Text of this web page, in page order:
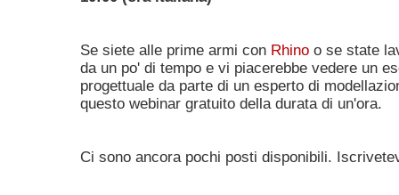
Se siete alle prime armi con Rhino o se state
da un po' di tempo e vi piacerebbe vedere un
progettuale da parte di un esperto di
questo webinar gratuito della durata di un'ora.
Ci sono ancora pochi posti disponibili.